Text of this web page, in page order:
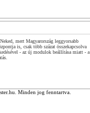
mert Magyarország leggyorsabb
is, csak több százat összekapcsolva
- az új modulok beállítása miatt - a
Minden jog fenntartva.